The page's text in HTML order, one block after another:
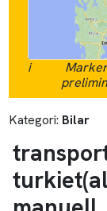
i
Kategori: Bilar